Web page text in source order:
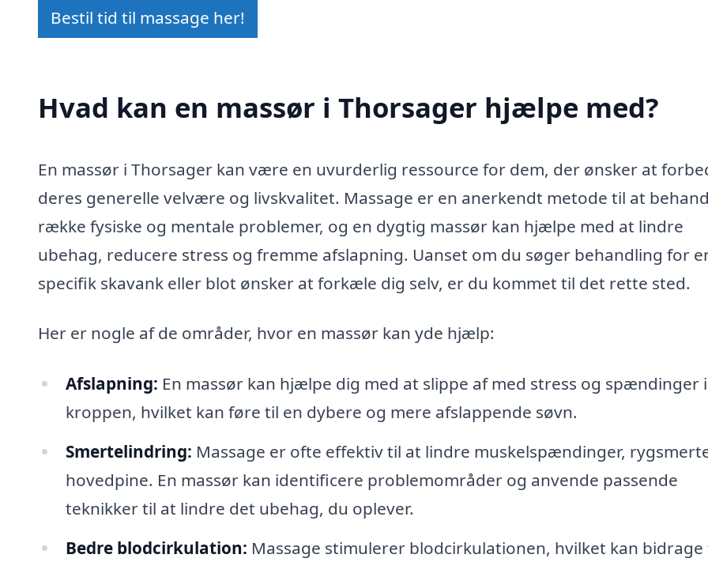
Bestil tid til massage her!
Hvad kan en massør i Thorsager hjælpe med?
En massør i Thorsager kan være en uvurderlig ressource for dem, der ønsker at
deres generelle velvære og livskvalitet. Massage er en anerkendt metode til at
række fysiske og mentale problemer, og en dygtig massør kan hjælpe med at lindre
ubehag, reducere stress og fremme afslapning. Uanset om du søger behandling for
specifik skavank eller blot ønsker at forkæle dig selv, er du kommet til det rette sted.
Her er nogle af de områder, hvor en massør kan yde hjælp:
Afslapning: En massør kan hjælpe dig med at slippe af med stress og spændinger i
kroppen, hvilket kan føre til en dybere og mere afslappende søvn.
Smertelindring: Massage er ofte effektiv til at lindre muskelspændinger,
hovedpine. En massør kan identificere problemområder og anvende passende
teknikker til at lindre det ubehag, du oplever.
Bedre blodcirkulation: Massage stimulerer blodcirkulationen, hvilket kan bidrage